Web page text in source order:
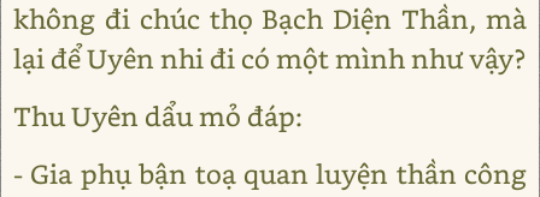
không đi chúc thọ Bạch Diện Thần, mà
lại để Uyên nhi đi có một mình như vậy?
Thu Uyên dẩu mỏ đáp:
- Gia phụ bận toạ quan luyện thần công